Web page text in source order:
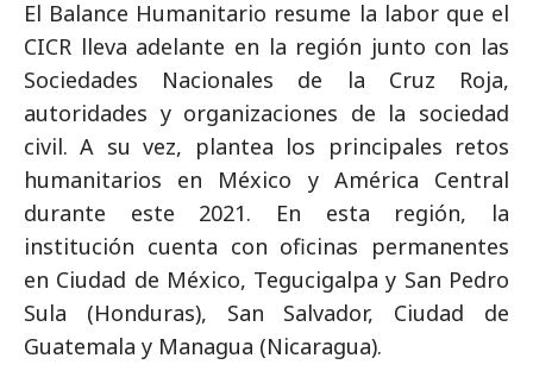
El Balance Humanitario resume la labor que el
CICR lleva adelante en la región junto con las
Sociedades Nacionales de la Cruz Roja,
autoridades y organizaciones de la sociedad
civil. A su vez, plantea los principales retos
humanitarios en México y América Central
durante este 2021. En esta región, la
institución cuenta con oficinas permanentes
en Ciudad de México, Tegucigalpa y San Pedro
Sula (Honduras), San Salvador, Ciudad de
Guatemala y Managua (Nicaragua).